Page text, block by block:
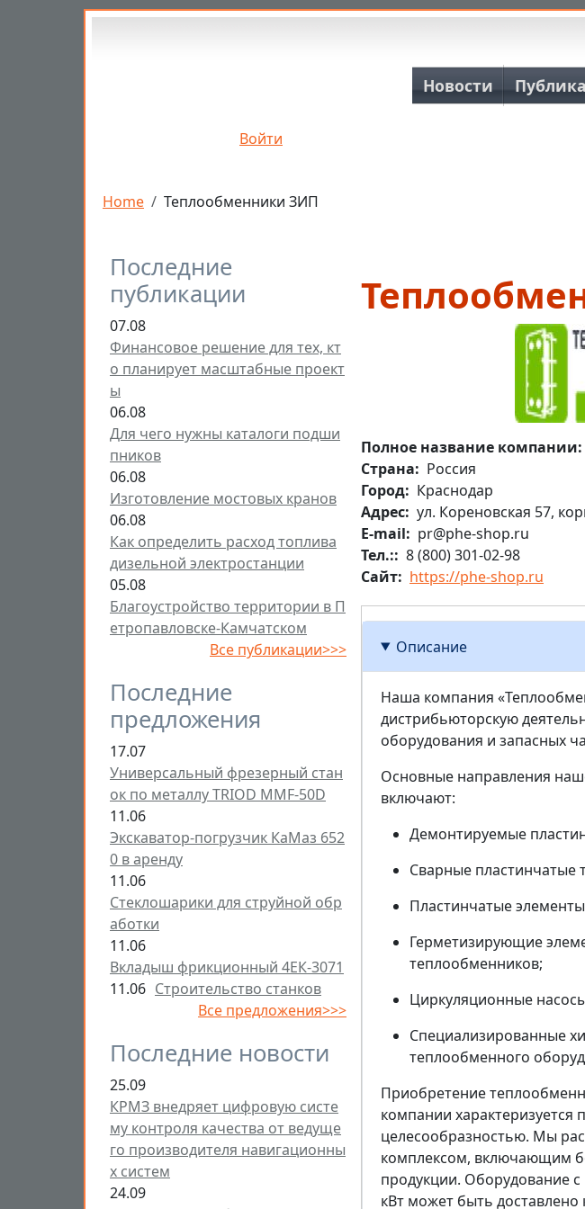
Перейти к основному содержанию
Войти
Основная
Новости
Строка навигации
Home Теплообменники ЗИП
Последние
публикации
07.08
Финансовое решение для тех, кт
о планирует масштабные проект
ы
06.08
Для чего нужны каталоги подши
пников
06.08
Изготовление мостовых кранов
06.08
Как определить расход топлива
дизельной электростанции
05.08
Благоустройство территории в П
етропавловске-Камчатском
Все публикации>>>
Последние
предложения
17.07
Универсальный фрезерный стан
ок по металлу TRIOD MMF-50D
11.06
Экскаватор-погрузчик КаМаз 652
0 в аренду
11.06
Стеклошарики для струйной обр
аботки
11.06
Вкладыш фрикционный 4ЕК-3071
11.06 Строительство станков
Все предложения>>>
Последние новости
25.09
КРМЗ внедряет цифровую систе
му контроля качества от ведуще
го производителя навигационны
х систем
24.09
Полное название компании
Страна
Россия
Город
Краснодар
Aдрес ул. Кореновская 57,
E-mail
pr@phe-shop.ru
Тел.:
8 (800) 301-02-98
Сайт
https://phe-shop.ru
Описание
Наша компания
дистрибьюторскую
оборудования и запасных
Основные направления
включают:
Демонтируемые
Сварные пластинчатые
Пластинчатые
Герметизирующие
теплообменников;
Циркуляционные
Специализированные
теплообменного
Приобретение
компании характеризуется
целесообразностью. Мы
комплексом, включающим
продукции. Оборудование
кВт может быть